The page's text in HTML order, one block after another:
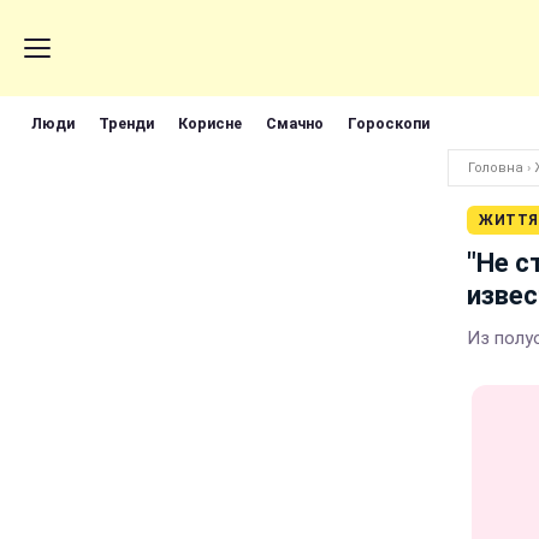
Люди Тренди Корисне Смачно Гороскопи
Головна ›
ЖИТТЯ
"Не
Из